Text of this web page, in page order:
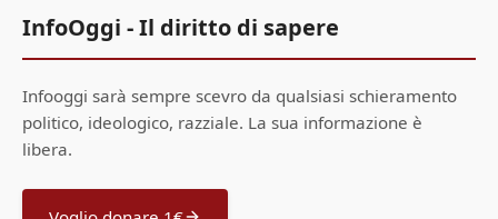
InfoOggi - Il diritto di sapere
Infooggi sarà sempre scevro da qualsiasi schieramento
politico, ideologico, razziale. La sua informazione è
libera.